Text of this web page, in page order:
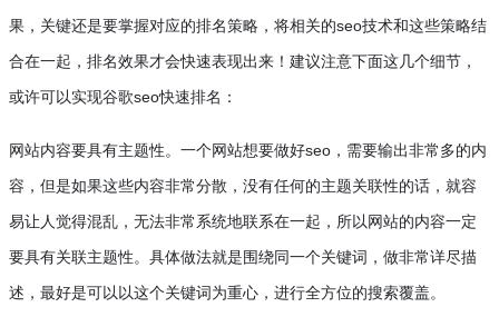
果，关键还是要掌握对应的排名策略，将相关的seo技术和这些策略结
合在一起，排名效果才会快速表现出来！建议注意下面这几个细节，
或许可以实现谷歌seo快速排名：
网站内容要具有主题性。一个网站想要做好seo ，需要输出非常多的内
容，但是如果这些内容非常分散，没有任何的主题关联性的话，就容
易让人觉得混乱，无法非常系统地联系在一起，所以网站的内容一定
要具有关联主题性。具体做法就是围绕同一个关键词，做非常详尽描
述，最好是可以以这个关键词为重心，进行全方位的搜索覆盖。